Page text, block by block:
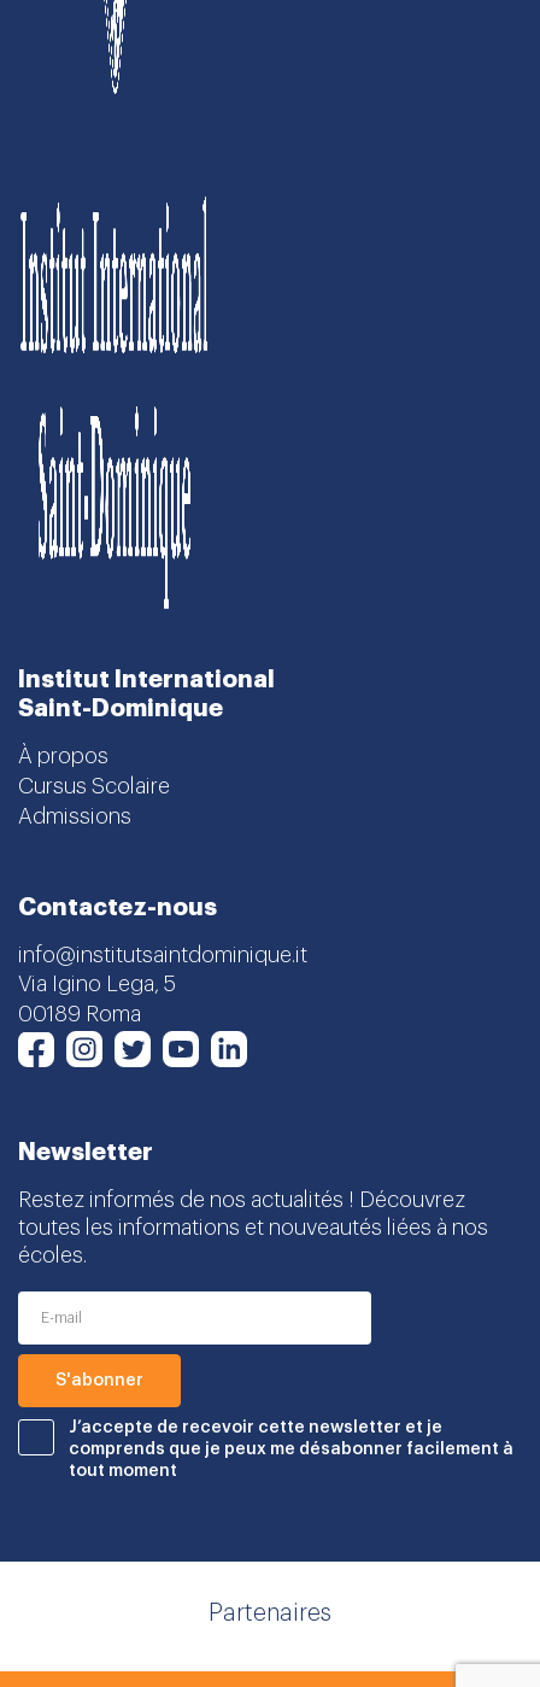
Institut International
Saint-Dominique
À propos
Cursus Scolaire
Admissions
Contactez-nous
info@institutsaintdominique.it
Via Igino Lega, 5
00189 Roma
FacebookInstagram
TwitterYoutube
Newsletter
Restez informés de nos actualités ! Découvrez
toutes les informations et nouveautés liées à nos
écoles.
J’accepte de recevoir cette newsletter et je
comprends que je peux me désabonner facilement à
tout moment
Partenaires